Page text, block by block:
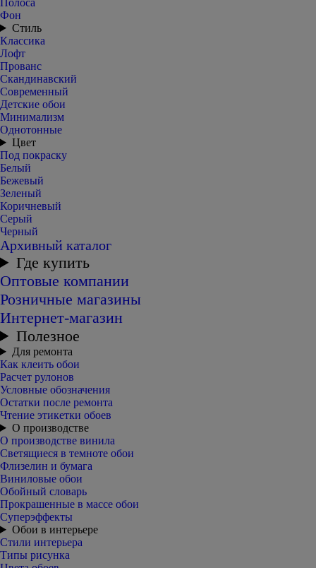
Полоса
Фон
Стиль
Классика
Лофт
Прованс
Скандинавский
Современный
Детские обои
Минимализм
Однотонные
Цвет
Под покраску
Белый
Бежевый
Зеленый
Коричневый
Серый
Черный
Архивный каталог
Где купить
Оптовые компании
Розничные магазины
Интернет-магазин
Полезное
Для ремонта
Как клеить обои
Расчет рулонов
Условные обозначения
Остатки после ремонта
Чтение этикетки обоев
О производстве
О производстве винила
Светящиеся в темноте обои
Флизелин и бумага
Виниловые обои
Обойный словарь
Прокрашенные в массе обои
Суперэффекты
Обои в интерьере
Стили интерьера
Типы рисунка